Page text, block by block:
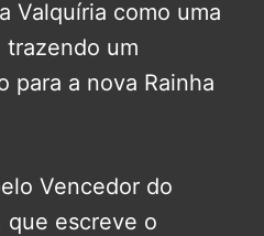
Valquíria como uma
trazendo um
para a nova Rainha
Vencedor do
que escreve o